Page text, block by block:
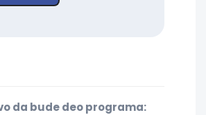
da bude deo programa: